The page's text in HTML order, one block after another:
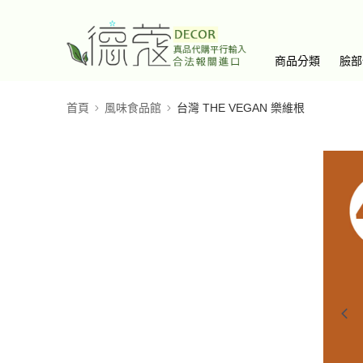
商品分類 臉
首頁 風味食品館 台灣 THE VEGAN 樂維根